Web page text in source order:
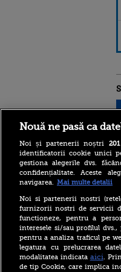
Nouă ne pasă ca
Noi și partenerii noștri 201
identificatorii cookie unici
gestiona alegerile dvs.
confidențialitate. Aceste
navigarea. Mai multe detalii
Noi si partenerii nostri
furnizorii nostri de servicii
functioneze, pentru a
interesele si/sau profilul
pentru a analiza traficul pe
legatura cu prelucrarea
modalitatea indicata aici.
de tip Cookie, care implica